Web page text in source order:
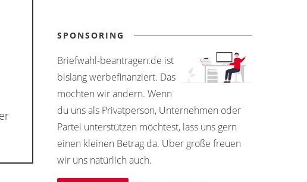
SPONSORING
Briefwahl-beantragen.de ist
bislang werbefinanziert. Das
möchten wir ändern. Wenn
du uns als Privatperson, Unternehmen oder
Partei unterstützen möchtest, lass uns gern
einen kleinen Betrag da. Über große freuen
wir uns natürlich auch.